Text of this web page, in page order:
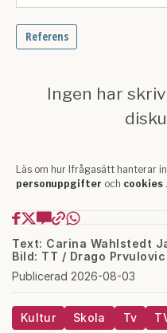
Text: Carina Wahlstedt
Bild: TT / Drago
Publicerad 2026-08-03
Kultur Skola Tv